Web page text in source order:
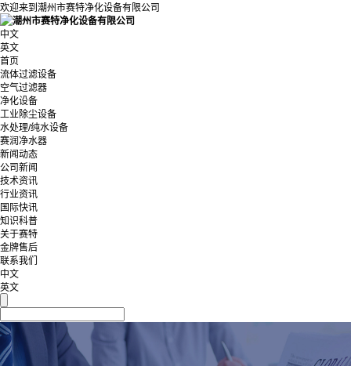
欢迎来到潮州市赛特净化设备有限公司
中文
英文
首页
流体过滤设备
空气过滤器
净化设备
工业除尘设备
水处理/纯水设备
赛润净水器
新闻动态
公司新闻
技术资讯
行业资讯
国际快讯
知识科普
关于赛特
金牌售后
联系我们
中文
英文